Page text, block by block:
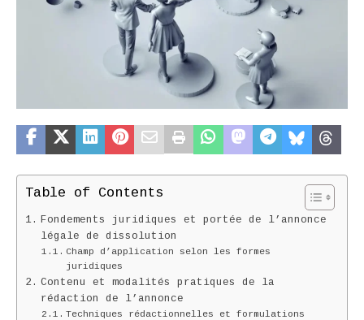
Table of Contents
Fondements juridiques et portée de l’annonce
légale de dissolution
Champ d’application selon les formes
juridiques
Contenu et modalités pratiques de la
rédaction de l’annonce
Techniques rédactionnelles et formulations